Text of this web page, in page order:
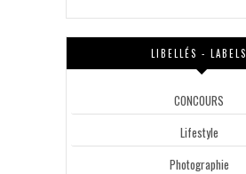
LIBELLÉS - LABELS
CONCOURS
Lifestyle
Photographie